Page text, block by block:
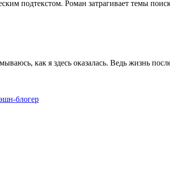
подтекстом. Роман затрагивает темы
как я здесь оказалась. Ведь жизнь
блогер